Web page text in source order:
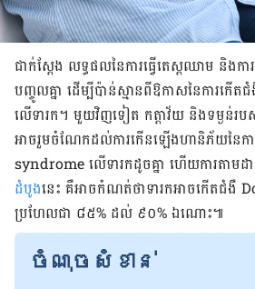
ជាក់ស្តែង លទ្ធផល​នៃ​ការ​ធ្វើ​តេស្ត​ឈាម​ និង​ក
បញ្ចូល​គ្នា​ ដើម្បី​ប៉ាន់ស្មាន​ពី​ឱកាស​នៃ​ការ​ក
លើ​ទារក​។ មួយ​វិញ​ទៀត កត្តា​វ័យ និង​ទម្ងន់​​រ
អាច​រួម​ចំណែក​ដល់​ការ​កើន​ឡើង​ហានិភ័យ​នៃ​ក
syndrome លើ​ទារក​ដូច​គ្នា ហើយ​ការ​តាម
ដំបូងនេះ គឺ​អាច​កំណត់​ថា​ទារក​អាច​កើត​ជំងឺ
ប្រហែល​ជា​ ៨៥% ដល់ ​៩០%​ ឯ​ណោះ៕
ចំណុចសំខាន់